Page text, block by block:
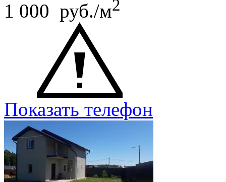
1 000 руб./м2
Показать телефон